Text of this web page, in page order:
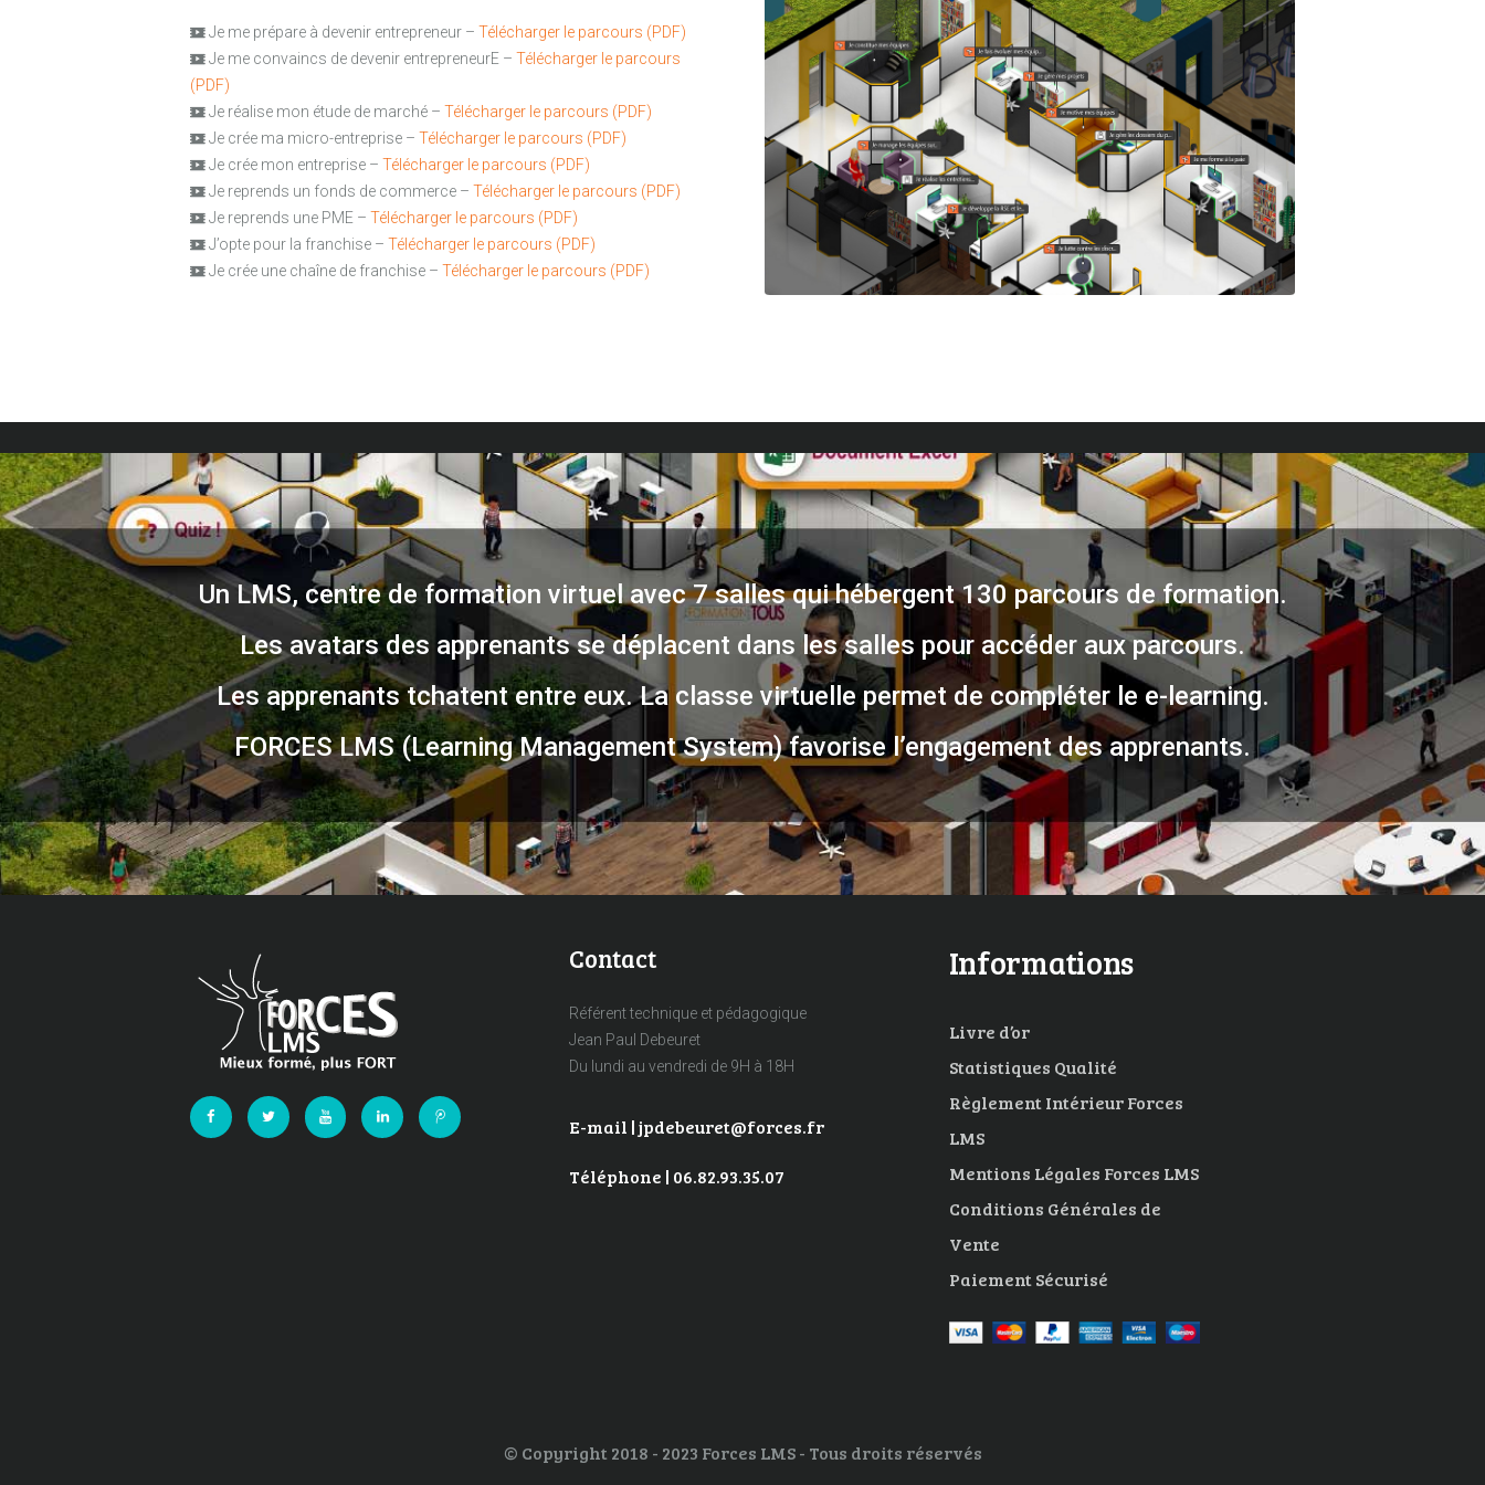
Je me prépare à devenir entrepreneur – Télécharger le parcours (PDF)
Je me convaincs de devenir entrepreneurE – Télécharger le parcours
(PDF)
Je réalise mon étude de marché – Télécharger le parcours (PDF)
Je crée ma micro-entreprise – Télécharger le parcours (PDF)
Je crée mon entreprise – Télécharger le parcours (PDF)
Je reprends un fonds de commerce – Télécharger le parcours (PDF)
Je reprends une PME – Télécharger le parcours (PDF)
J’opte pour la franchise – Télécharger le parcours (PDF)
Je crée une chaîne de franchise – Télécharger le parcours (PDF)
Un LMS, centre de formation virtuel avec 7 salles qui hébergent 130 parcours de formation.
Les avatars des apprenants se déplacent dans les salles pour accéder aux parcours.
Les apprenants tchatent entre eux. La classe virtuelle permet de compléter le e-learning.
FORCES LMS (Learning Management System) favorise l’engagement des apprenants.
Contact
Référent technique et pédagogique
Jean Paul Debeuret
Du lundi au vendredi de 9H à 18H
E-mail | jpdebeuret@forces.fr
Téléphone | 06.82.93.35.07
Informations
Livre d’or
Statistiques Qualité
Règlement Intérieur Forces
LMS
Mentions Légales Forces LMS
Conditions Générales de
Vente
Paiement Sécurisé
© Copyright 2018 - 2023 Forces LMS - Tous droits réservés